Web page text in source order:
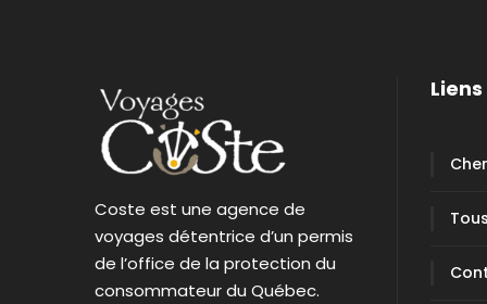
Coste est une agence de
voyages détentrice d’un permis
de l’office de la protection du
consommateur du Québec.